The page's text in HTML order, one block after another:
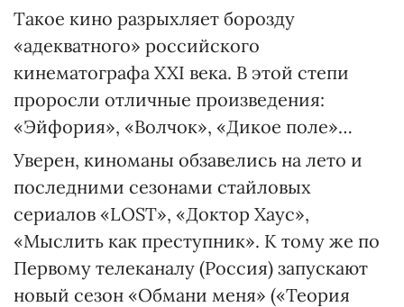
Такое кино разрыхляет борозду
«адекватного» российского
кинематографа XXI века. В этой степи
проросли отличные произведения:
«Эйфория», «Волчок», «Дикое поле»…
Уверен, киноманы обзавелись на лето и
последними сезонами стайловых
сериалов «LOST», «Доктор Хаус»,
«Мыслить как преступник». К тому же по
Первому телеканалу (Россия) запускают
новый сезон «Обмани меня» («Теория